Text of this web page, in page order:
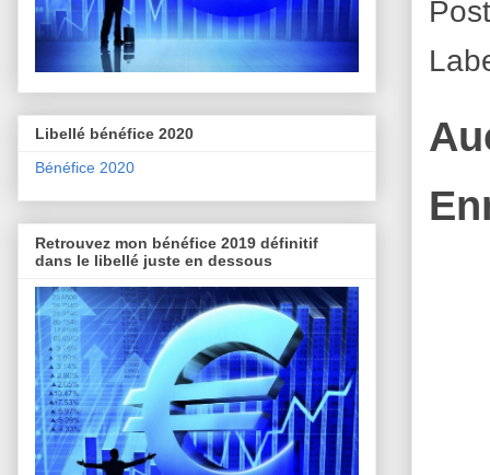
Libellé bénéfice 2020
Bénéfice 2020
Retrouvez mon bénéfice 2019 définitif
dans le libellé juste en dessous